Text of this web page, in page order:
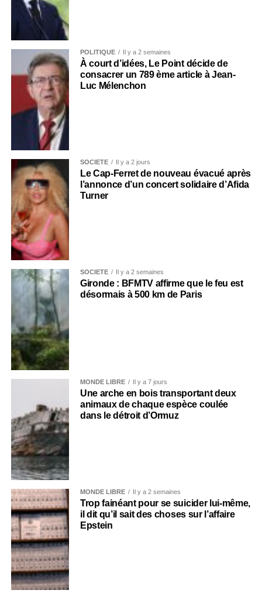
POLITIQUE Il y a 2 semaines
À court d’idées, Le Point décide de
consacrer un 789 ème article à Jean-
Luc Mélenchon
SOCIÉTÉ Il y a 2 jours
Le Cap-Ferret de nouveau évacué après
l’annonce d’un concert solidaire d’Afida
Turner
SOCIÉTÉ Il y a 2 semaines
Gironde : BFMTV affirme que le feu est
désormais à 500 km de Paris
MONDE LIBRE Il y a 7 jours
Une arche en bois transportant deux
animaux de chaque espèce coulée
dans le détroit d’Ormuz
MONDE LIBRE Il y a 2 semaines
Trop fainéant pour se suicider lui-même,
il dit qu’il sait des choses sur l’affaire
Epstein